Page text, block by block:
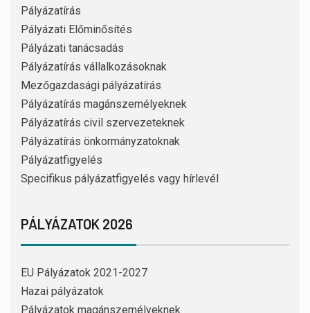
Pályázatírás
Pályázati Előminősítés
Pályázati tanácsadás
Pályázatírás vállalkozásoknak
Mezőgazdasági pályázatírás
Pályázatírás magánszemélyeknek
Pályázatírás civil szervezeteknek
Pályázatírás önkormányzatoknak
Pályázatfigyelés
Specifikus pályázatfigyelés vagy hírlevél
PÁLYÁZATOK 2026
EU Pályázatok 2021-2027
Hazai pályázatok
Pályázatok magánszemélyeknek